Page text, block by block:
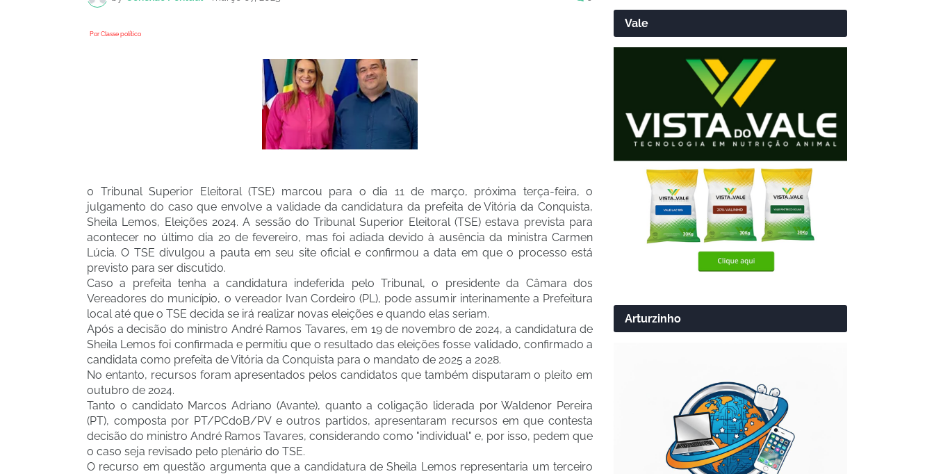
Por Classe político
0 Tribunal Superior Eleitoral (TSE) marcou para o dia 11 de março, próxima terça-feira, o
julgamento do caso que envolve a validade da candidatura da prefeita de Vitória da Conquista,
Sheila Lemos, Eleições 2024. A sessão do Tribunal Superior Eleitoral (TSE) estava prevista para
acontecer no último dia 20 de fevereiro, mas foi adiada devido à ausência da ministra Carmen
Lúcia. O TSE divulgou a pauta em seu site oficial e confirmou a data em que o processo está
previsto para ser discutido.
Caso a prefeita tenha a candidatura indeferida pelo Tribunal, o presidente da Câmara dos
Vereadores do município, o vereador Ivan Cordeiro (PL), pode assumir interinamente a Prefeitura
local até que o TSE decida se irá realizar novas eleições e quando elas seriam.
Após a decisão do ministro André Ramos Tavares, em 19 de novembro de 2024, a candidatura de
Sheila Lemos foi confirmada e permitiu que o resultado das eleições fosse validado, confirmado a
candidata como prefeita de Vitória da Conquista para o mandato de 2025 a 2028.
No entanto, recursos foram apresentados pelos candidatos que também disputaram o pleito em
outubro de 2024.
Tanto o candidato Marcos Adriano (Avante), quanto a coligação liderada por Waldenor Pereira
(PT), composta por PT/PCdoB/PV e outros partidos, apresentaram recursos em que contesta
decisão do ministro André Ramos Tavares, considerando como "individual" e, por isso, pedem que
o caso seja revisado pelo plenário do TSE.
O recurso em questão argumenta que a candidatura de Sheila Lemos representaria um terceiro
Vale
Arturzinho